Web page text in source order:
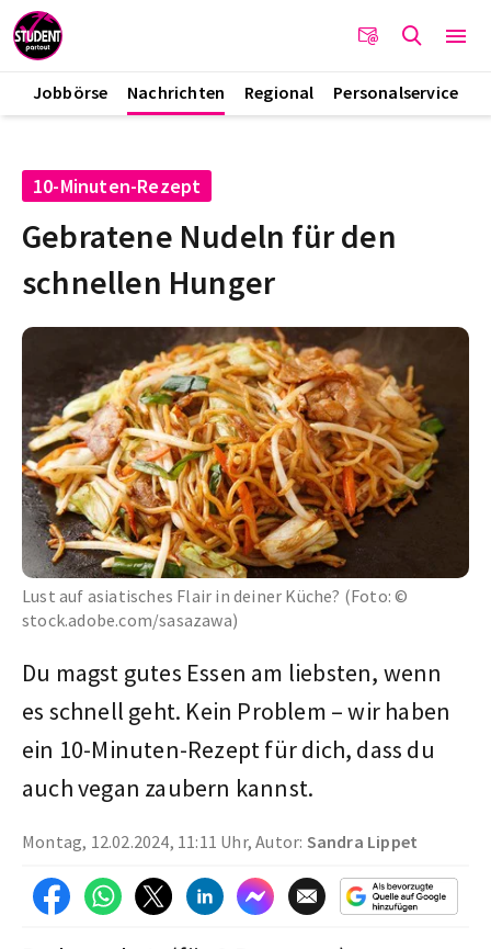
Jobbörse Nachrichten Regional Personalservice
10-Minuten-Rezept
Gebratene Nudeln für den
schnellen Hunger
Lust auf asiatisches Flair in deiner Küche? (Foto: ©
stock.adobe.com/sasazawa)
Du magst gutes Essen am liebsten, wenn
es schnell geht. Kein Problem – wir haben
ein 10-Minuten-Rezept für dich, dass du
auch vegan zaubern kannst.
Montag, 12.02.2024, 11:11 Uhr, Autor: Sandra Lippet